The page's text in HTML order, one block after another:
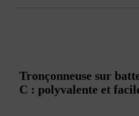
Tronçonneuse sur
C : polyvalente et